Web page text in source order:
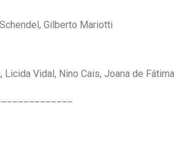
Gilberto Mariotti
Licida Vidal, Nino Cais, Joana de Fátima